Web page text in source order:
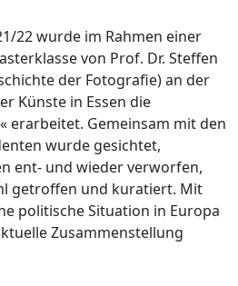
22 wurde im Rahmen einer
von Prof. Dr. Steffen
der Fotografie) an der
Künste in Essen die
erarbeitet. Gemeinsam mit den
wurde gesichtet,
ent- und wieder verworfen,
getroffen und kuratiert. Mit
politische Situation in Europa
Zusammenstellung